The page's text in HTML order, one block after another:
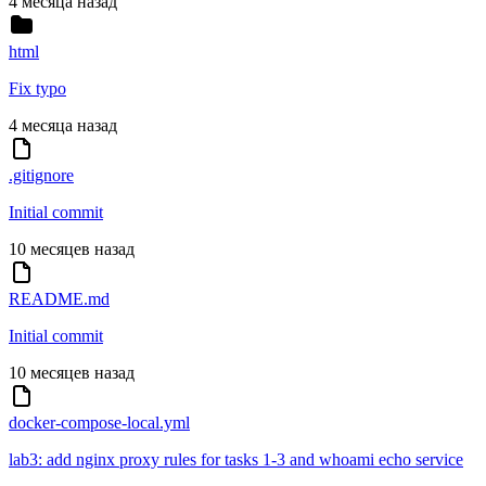
html
Fix typo
4 месяца назад
.gitignore
Initial commit
10 месяцев назад
README.md
Initial commit
10 месяцев назад
docker-compose-local.yml
lab3: add nginx proxy rules for tasks 1-3 and whoami echo service